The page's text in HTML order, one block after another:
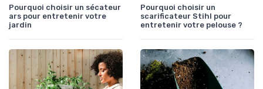
Pourquoi choisir un sécateur
ars pour entretenir votre
jardin
Pourquoi choisir un
scarificateur Stihl pour
entretenir votre pelouse ?